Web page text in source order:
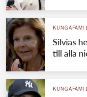
Silvias
till alla